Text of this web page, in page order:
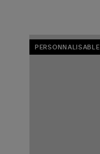
PERSONNALISABLE